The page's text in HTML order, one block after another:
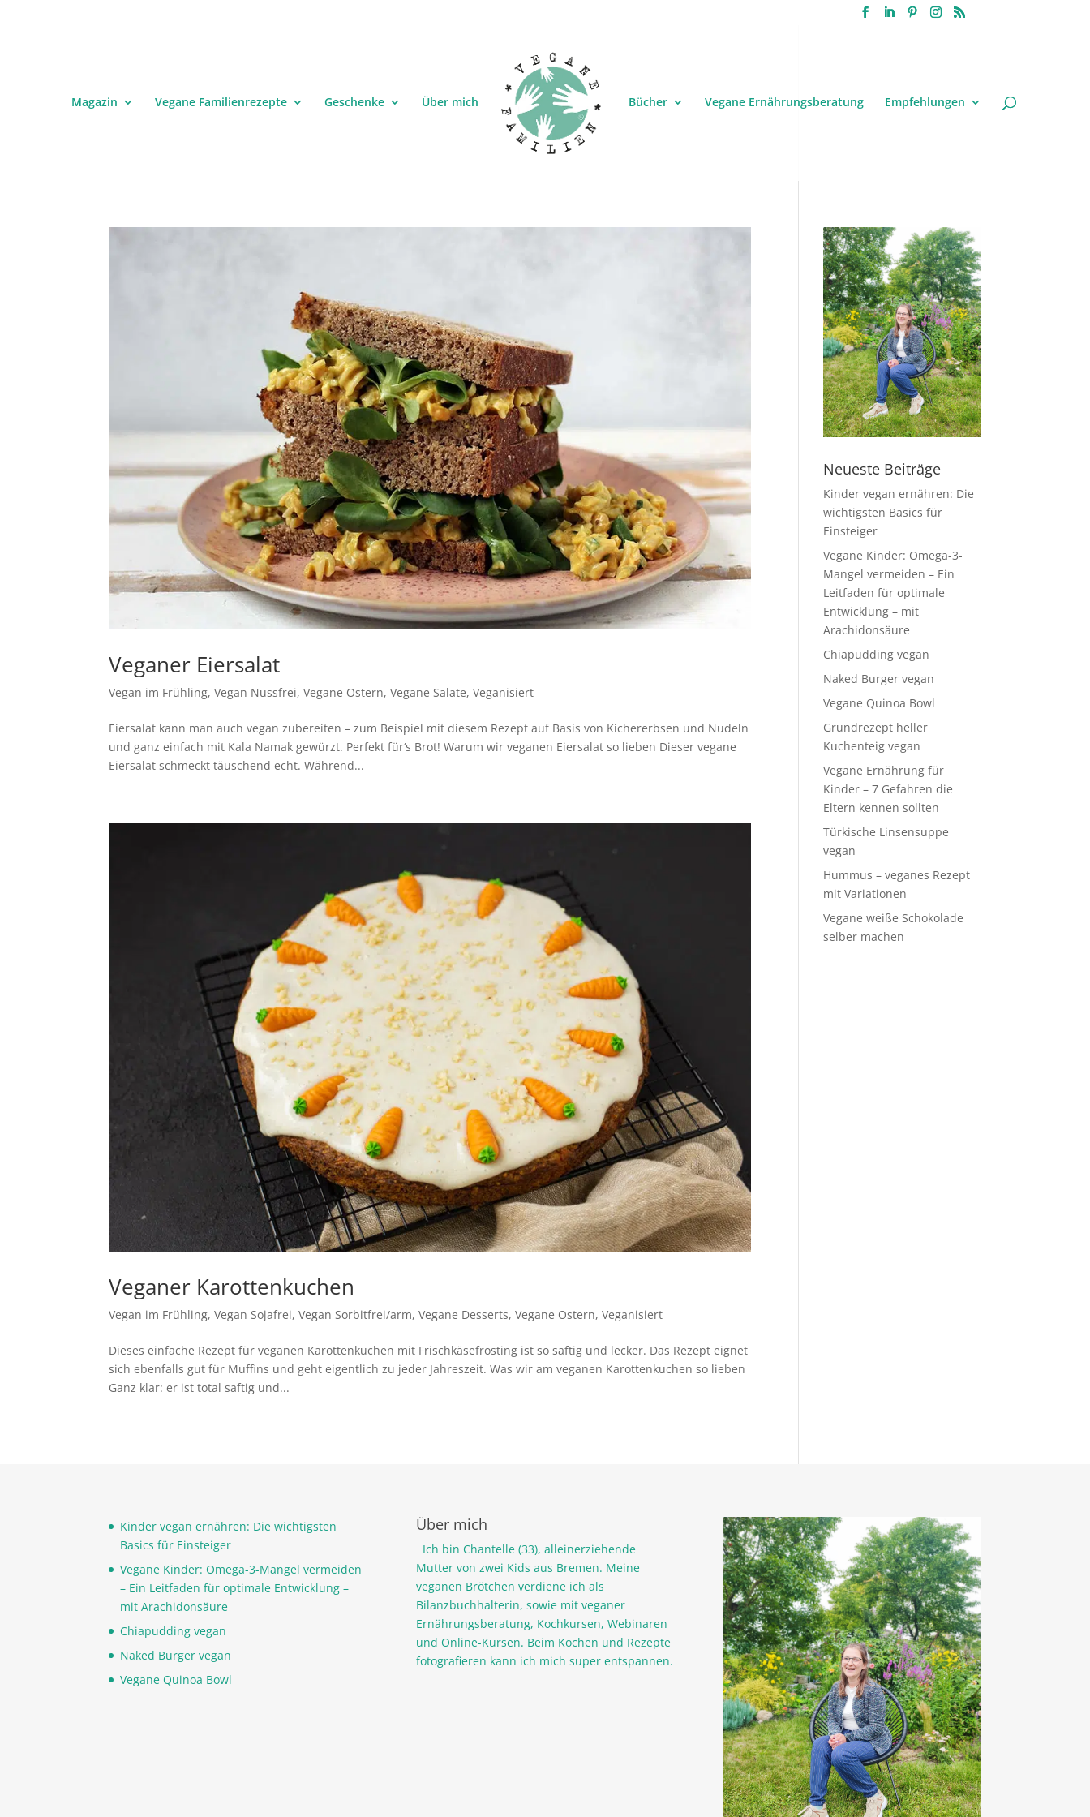
Magazin Vegane Familienrezepte Geschenke Über mich Bücher Vegane Ernährungsberatung Empfehlungen
Veganer Eiersalat
Vegan im Frühling,Vegan Nussfrei,Vegane Ostern,Vegane Salate,Veganisiert
Eiersalat kann man auch vegan zubereiten – zum Beispiel mit diesem Rezept auf Basis von Kichererbsen und Nudeln
und ganz einfach mit Kala Namak gewürzt. Perfekt für‘s Brot! Warum wir veganen Eiersalat so lieben Dieser vegane
Eiersalat schmeckt täuschend echt. Während...
Veganer Karottenkuchen
Vegan im Frühling,Vegan Sojafrei,Vegan Sorbitfrei/arm,Vegane Desserts,Vegane Ostern,Veganisiert
Dieses einfache Rezept für veganen Karottenkuchen mit Frischkäsefrosting ist so saftig und lecker. Das Rezept eignet
sich ebenfalls gut für Muffins und geht eigentlich zu jeder Jahreszeit. Was wir am veganen Karottenkuchen so lieben
Ganz klar: er ist total saftig und...
Neueste Beiträge
Kinder vegan ernähren: Die
wichtigsten Basics für
Einsteiger
Vegane Kinder: Omega-3-
Mangel vermeiden – Ein
Leitfaden für optimale
Entwicklung – mit
Arachidonsäure
Chiapudding vegan
Naked Burger vegan
Vegane Quinoa Bowl
Grundrezept heller
Kuchenteig vegan
Vegane Ernährung für
Kinder – 7 Gefahren die
Eltern kennen sollten
Türkische Linsensuppe
vegan
Hummus – veganes Rezept
mit Variationen
Vegane weiße Schokolade
selber machen
Kinder vegan ernähren: Die wichtigsten
Basics für Einsteiger
Vegane Kinder: Omega-3-Mangel vermeiden
– Ein Leitfaden für optimale Entwicklung –
mit Arachidonsäure
Chiapudding vegan
Naked Burger vegan
Vegane Quinoa Bowl
Über mich
Ich bin Chantelle (33), alleinerziehende
Mutter von zwei Kids aus Bremen. Meine
veganen Brötchen verdiene ich als
Bilanzbuchhalterin, sowie mit veganer
Ernährungsberatung, Kochkursen, Webinaren
und Online-Kursen. Beim Kochen und Rezepte
fotografieren kann ich mich super entspannen.